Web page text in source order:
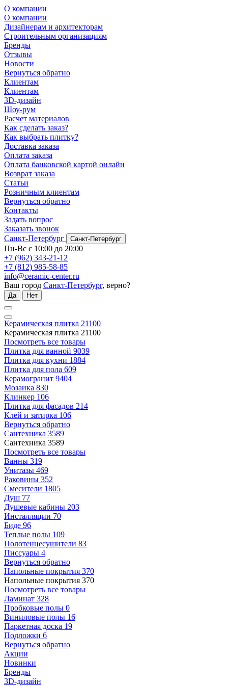
О компании
О компании
Дизайнерам и архитекторам
Строительным организациям
Бренды
Отзывы
Новости
Вернуться обратно
Клиентам
Клиентам
3D-дизайн
Шоу-рум
Расчет материалов
Как сделать заказ?
Как выбрать плитку?
Доставка заказа
Оплата заказа
Оплата банковской картой онлайн
Возврат заказа
Статьи
Розничным клиентам
Вернуться обратно
Контакты
Задать вопрос
Заказать звонок
Санкт-Петербург
Санкт-Петербург
Пн-Вс с 10:00 до 20:00
+7 (962) 343-21-12
+7 (812) 985-58-85
info@ceramic-center.ru
Ваш город Санкт-Петербург, верно?
Да Нет
Керамическая плитка 21100
Керамическая плитка 21100
Посмотреть все товары
Плитка для ванной 9039
Плитка для кухни 1884
Плитка для пола 609
Керамогранит 9404
Мозаика 830
Клинкер 106
Плитка для фасадов 214
Клей и затирка 106
Вернуться обратно
Сантехника 3589
Сантехника 3589
Посмотреть все товары
Ванны 319
Унитазы 469
Раковины 352
Смесители 1805
Душ 77
Душевые кабины 203
Инсталляции 70
Биде 96
Теплые полы 109
Полотенцесушители 83
Писсуары 4
Вернуться обратно
Напольные покрытия 370
Напольные покрытия 370
Посмотреть все товары
Ламинат 328
Пробковые полы 0
Виниловые полы 16
Паркетная доска 19
Подложки 6
Вернуться обратно
Акции
Новинки
Бренды
3D-дизайн